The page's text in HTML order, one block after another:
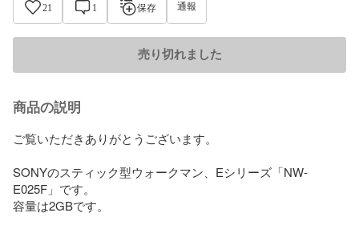
21 1 保存 通報
売り切れました
商品の説明
ご覧いただきありがとうございます。
SONYのスティック型ウォークマン、Eシリーズ「NW-
E025F」です。
容量は2GBです。